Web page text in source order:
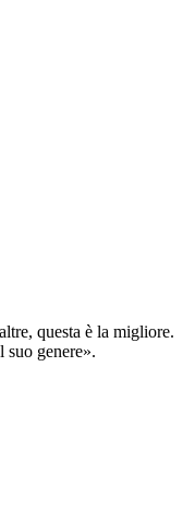
questa è la migliore.
suo genere».